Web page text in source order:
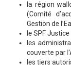
la région
(Comité
Gestion de
le SPF
les
couverte par
les tiers